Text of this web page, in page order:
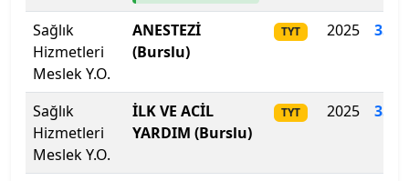
İstanbul Atlas Üniversitesi
İstanbul Aydın Üniversitesi
İstanbul Beykent Üniversitesi
Sağlık
Hizmetleri
Meslek Y.O.
ANESTEZİ
(Burslu)
TYT 2025 352
Sağlık
Hizmetleri
Meslek Y.O.
İLK VE ACİL
YARDIM (Burslu)
TYT 2025 351